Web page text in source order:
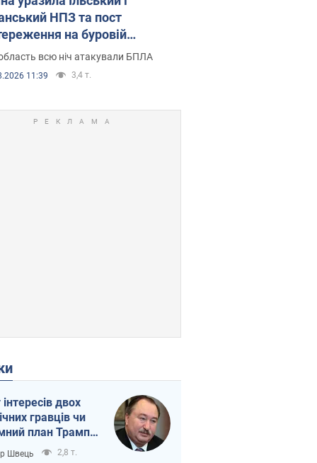
НПЗ та пост
на буровій
"Сиваш": Генштаб
деталі. Фото і відео
всю ніч атакували БПЛА
11:39 3,4 т.
інтересів двох
гравців чи
план Трампа
Швець 2,8 т.